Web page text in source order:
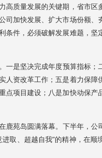
高质量发展的关键期，省市区
司加快发展、扩大市场份额、
条件，必须破解发展难题，坚
是坚决完成年度预算指标；
人资改革工作；五是着力保障
项目建设；八是加快动保产
苑岛圆满落幕。下半年，公
取、超越自我”的精神，在顺